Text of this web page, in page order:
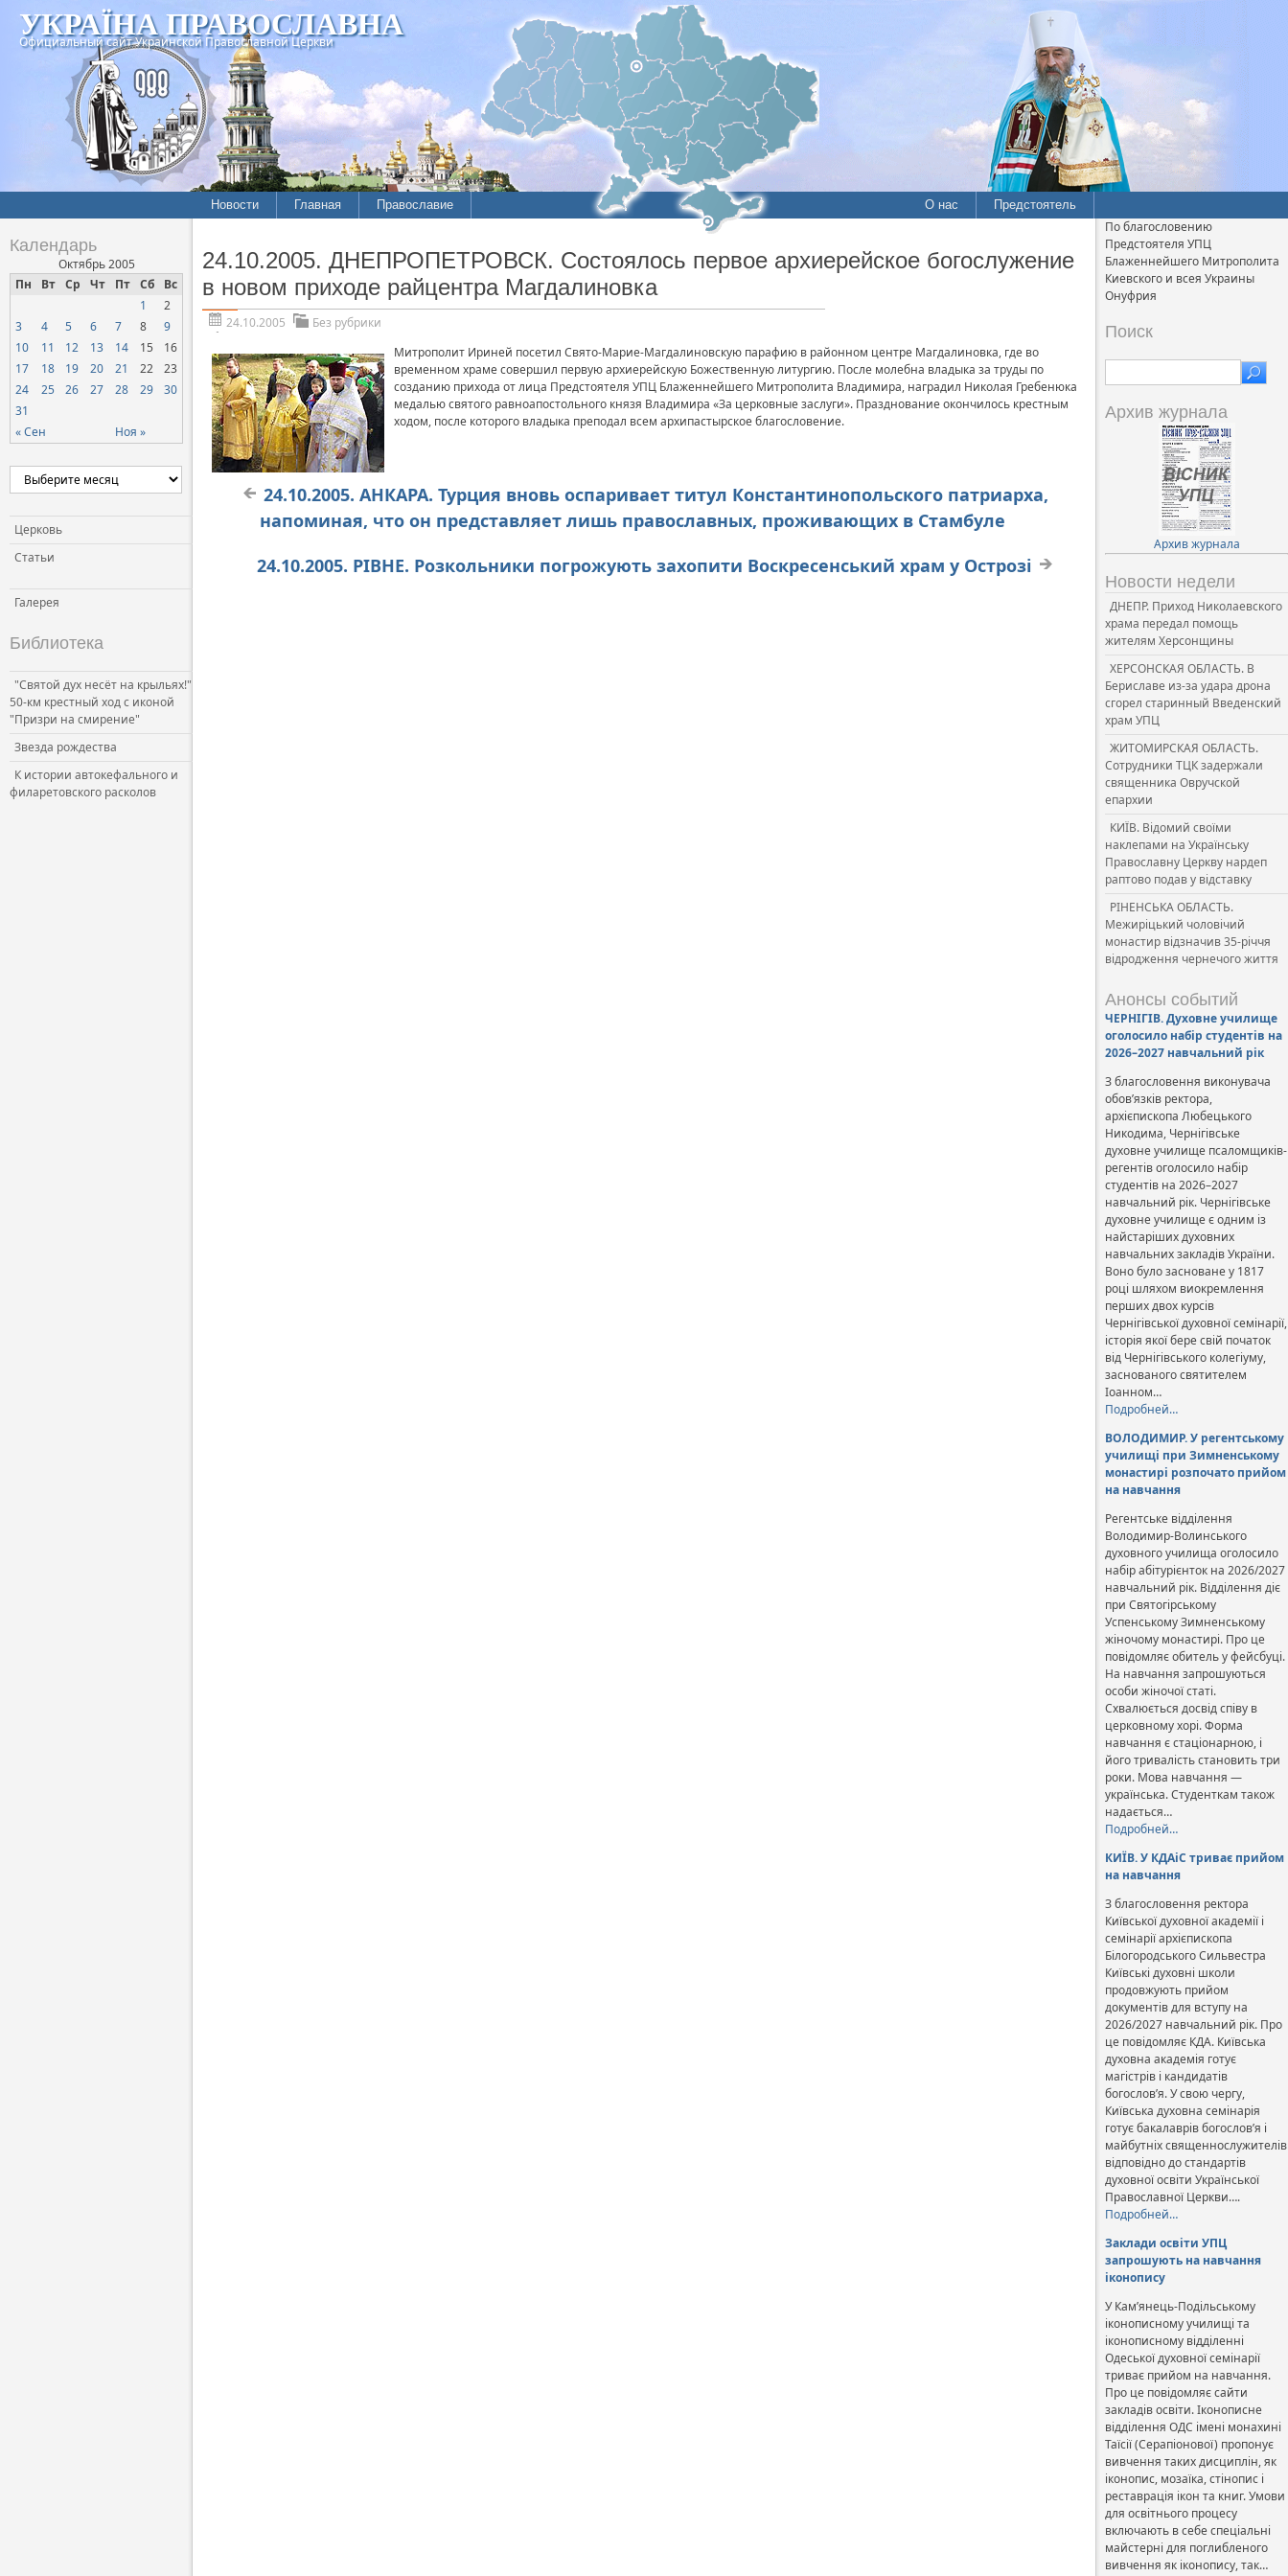
УКРАЇНА ПРАВОСЛАВНА
Официальный сайт Украинской Православной Церкви
Новости Главная Православие О нас Предстоятель
Календарь
Октябрь 2005
Пн
Вт Ср Чт Пт Сб Вс
« Сен Ноя »
1
2
3
4 5 6 7 8
9
10
11 12 13 14 15
16
17
18 19 20 21 22
23
24
25 26 27 28 29
30
31
Церковь
Статьи
Галерея
Библиотека
"Святой дух несёт на крыльях!"
50-км крестный ход с иконой
"Призри на смирение"
Звезда рождества
К истории автокефального и
филаретовского расколов
24.10.2005. ДНЕПРОПЕТРОВСК. Состоялось первое архиерейское богослужение
в новом приходе райцентра Магдалиновка
24.10.2005
Без рубрики
Митрополит Ириней посетил Свято-Марие-Магдалиновскую парафию в районном центре Магдалиновка, где во
временном храме совершил первую архиерейскую Божественную литургию. После молебна владыка за труды по
созданию прихода от лица Предстоятеля УПЦ Блаженнейшего Митрополита Владимира, наградил Николая Гребенюка
медалью святого равноапостольного князя Владимира «За церковные заслуги». Празднование окончилось крестным
ходом, после которого владыка преподал всем архипастырское благословение.
24.10.2005. АНКАРА. Турция вновь оспаривает титул Константинопольского патриарха,
напоминая, что он представляет лишь православных, проживающих в Стамбуле
24.10.2005. РІВНЕ. Розкольники погрожують захопити Воскресенський храм у Острозі
По благословению
Предстоятеля УПЦ
Блаженнейшего Митрополита
Киевского и всея Украины
Онуфрия
Поиск
Архив журнала
Архив журнала
Новости недели
ДНЕПР. Приход Николаевского
храма передал помощь
жителям Херсонщины
ХЕРСОНСКАЯ ОБЛАСТЬ. В
Бериславе из-за удара дрона
сгорел старинный Введенский
храм УПЦ
ЖИТОМИРСКАЯ ОБЛАСТЬ.
Сотрудники ТЦК задержали
священника Овручской
епархии
КИЇВ. Відомий своїми
наклепами на Українську
Православну Церкву нардеп
раптово подав у відставку
РІНЕНСЬКА ОБЛАСТЬ.
Межиріцький чоловічий
монастир відзначив 35-річчя
відродження чернечого життя
Анонсы событий
ЧЕРНІГІВ. Духовне училище
оголосило набір студентів на
2026–2027 навчальний рік
З благословення виконувача
обов’язків ректора,
архієпископа Любецького
Никодима, Чернігівське
духовне училище псаломщиків-
регентів оголосило набір
студентів на 2026–2027
навчальний рік. Чернігівське
духовне училище є одним із
найстаріших духовних
навчальних закладів України.
Воно було засноване у 1817
році шляхом виокремлення
перших двох курсів
Чернігівської духовної семінарії,
історія якої бере свій початок
від Чернігівського колегіуму,
заснованого святителем
Іоанном…
Подробней…
ВОЛОДИМИР. У регентському
училищі при Зимненському
монастирі розпочато прийом
на навчання
Регентське відділення
Володимир-Волинського
духовного училища оголосило
набір абітурієнток на 2026/2027
навчальний рік. Відділення діє
при Святогірському
Успенському Зимненському
жіночому монастирі. Про це
повідомляє обитель у фейсбуці.
На навчання запрошуються
особи жіночої статі.
Схвалюється досвід співу в
церковному хорі. Форма
навчання є стаціонарною, і
його тривалість становить три
роки. Мова навчання —
українська. Студенткам також
надається…
Подробней…
КИЇВ. У КДАіС триває прийом
на навчання
З благословення ректора
Київської духовної академії і
семінарії архієпископа
Білогородського Сильвестра
Київські духовні школи
продовжують прийом
документів для вступу на
2026/2027 навчальний рік. Про
це повідомляє КДА. Київська
духовна академія готує
магістрів і кандидатів
богослов’я. У свою чергу,
Київська духовна семінарія
готує бакалаврів богослов’я і
майбутніх священнослужителів
відповідно до стандартів
духовної освіти Української
Православної Церкви….
Подробней…
Заклади освіти УПЦ
запрошують на навчання
іконопису
У Кам’янець-Подільському
іконописному училищі та
іконописному відділенні
Одеської духовної семінарії
триває прийом на навчання.
Про це повідомляє сайти
закладів освіти. Іконописне
відділення ОДС імені монахині
Таїсії (Серапіонової) пропонує
вивчення таких дисциплін, як
іконопис, мозаїка, стінопис і
реставрація ікон та книг. Умови
для освітнього процесу
включають в себе спеціальні
майстерні для поглибленого
вивчення як іконопису, так…